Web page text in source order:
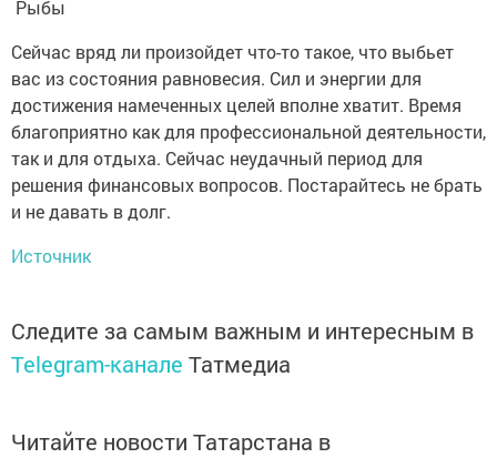
Рыбы
Сейчас вряд ли произойдет что-то такое, что выбьет
вас из состояния равновесия. Сил и энергии для
достижения намеченных целей вполне хватит. Время
благоприятно как для профессиональной деятельности,
так и для отдыха. Сейчас неудачный период для
решения финансовых вопросов. Постарайтесь не брать
и не давать в долг.
Источник
Следите за самым важным и интересным в
Telegram-канале Татмедиа
Читайте новости Татарстана в